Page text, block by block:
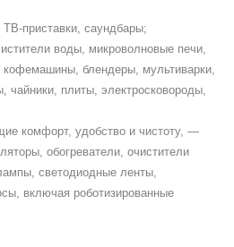
приставки, саундбары;
воды, микроволновые печи,
кофемашины, блендеры, мультиварки,
чайники, плиты, электросковороды,
комфорт, удобство и чистоту, —
обогреватели, очистители
светодиодные ленты,
включая роботизированные